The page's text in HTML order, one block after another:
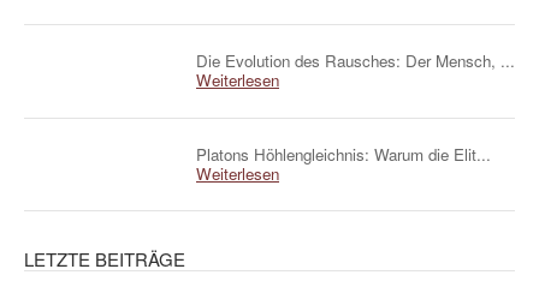
Die Evolution des Rausches: Der Mensch, ...
Weiterlesen
Platons Höhlengleichnis: Warum die Elit...
Weiterlesen
LETZTE BEITRÄGE